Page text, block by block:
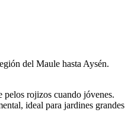
del Maule hasta Aysén.
pelos rojizos cuando jóvenes.
ideal para jardines grandes